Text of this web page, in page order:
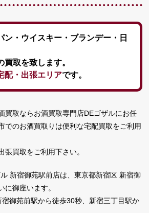
ン・ウイスキー・ブランデー・日
取を致します。
配・出張エリアです。
買取ならお酒買取専門店DEゴザルにお任
でのお酒買取りは便利な宅配買取をご利用
張買取をご利用下さい。
新宿御苑駅前店は、東京都新宿区 新宿御
に御座います。
御苑前駅から徒歩30秒、新宿三丁目駅か